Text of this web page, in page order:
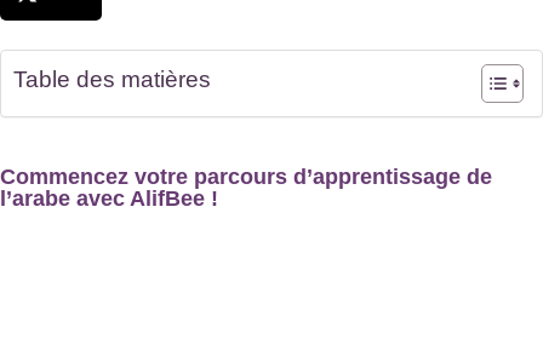
Table des matières
Commencez votre parcours d’apprentissage de
l’arabe avec AlifBee !